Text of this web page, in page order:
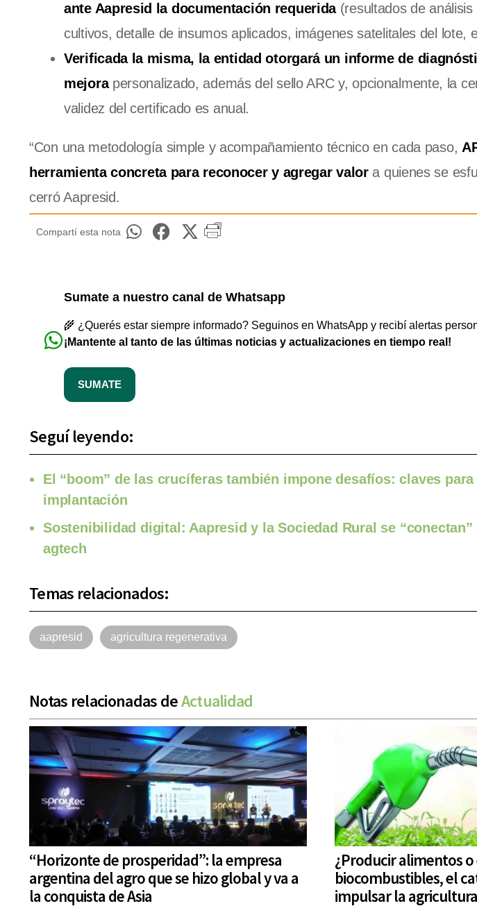
ante Aapresid la documentación requerida(resultados de análisis
cultivos, detalle de insumos aplicados, imágenes satelitales del lote,
Verificada la misma, la entidad otorgará un informe de
mejorapersonalizado, además del sello ARC y, opcionalmente, la
validez del certificado es anual.
“Con una metodología simple y acompañamiento técnico en cada paso,
herramienta concreta para reconocer y agregar valora quienes se
cerró Aapresid.
Compartí esta nota
Sumate a nuestro canal de Whatsapp
🌾 ¿Querés estar siempre informado? Seguinos en WhatsApp y recibí alertas
¡Mantente al tanto de las últimas noticias y actualizaciones en tiempo real!
SUMATE
Seguí leyendo:
El “boom” de las crucíferas también impone desafíos: claves
implantación
Sostenibilidad digital: Aapresid y la Sociedad Rural se
agtech
Temas relacionados:
aapresid agricultura regenerativa
Notas relacionadas deActualidad
“Horizonte de prosperidad”: la empresa
argentina del agro que se hizo global y va a
la conquista de Asia
¿Producir alimentos o
biocombustibles, el
impulsar la agricultura